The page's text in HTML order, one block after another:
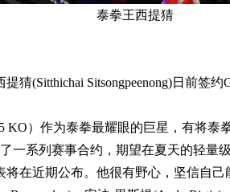
泰拳王西提猜
猜(Sitthichai Sitsongpeenong)日前签
KO） 作为泰拳最耀眼的巨星，有将泰
一系列赛事合约，期望在夏天的轻量
将在近期公布。他很有野心，坚信自